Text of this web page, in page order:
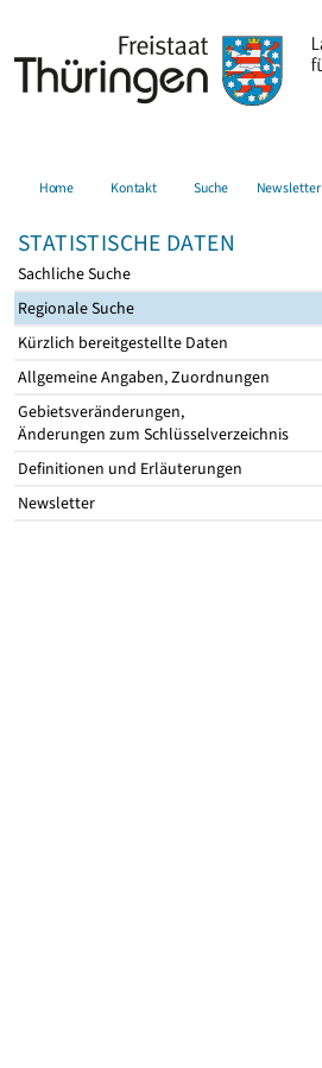
Home Kontakt Suche Newsletter
STATISTISCHE DATEN
Sachliche Suche
Regionale Suche
Kürzlich bereitgestellte Daten
Allgemeine Angaben, Zuordnungen
Gebietsveränderungen,
Änderungen zum Schlüsselverzeichnis
Definitionen und Erläuterungen
Newsletter